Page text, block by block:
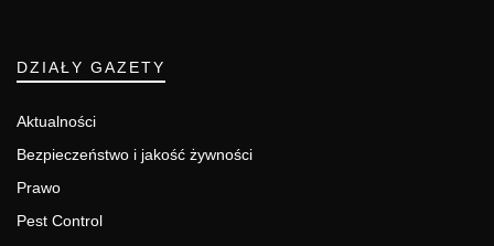
DZIAŁY GAZETY
Aktualności
Bezpieczeństwo i jakość żywności
Prawo
Pest Control